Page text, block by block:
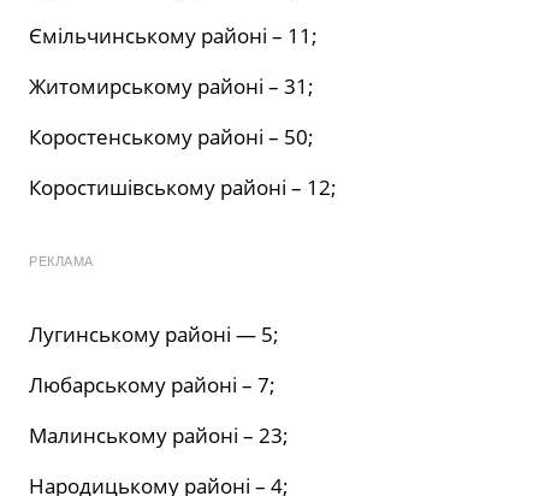
Ємільчинському районі – 11;
Житомирському районі – 31;
Коростенському районі – 50;
Коростишівському районі – 12;
РЕКЛАМА
Лугинському районі — 5;
Любарському районі – 7;
Малинському районі – 23;
Народицькому районі – 4;